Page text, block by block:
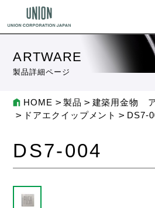
ARTWARE
製品詳細ページ
HOME 製品
建築用金物
ドアエクイップメント
DS7-
DS7-004